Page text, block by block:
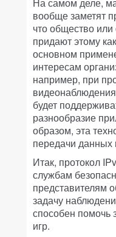
вообще заметят
что общество
придают этому
основном
интересам
например, при
будет
разнообразие
образом, эта
передачи данных
Итак, протокол
службам
представителям
задачу
способен помочь
игр.